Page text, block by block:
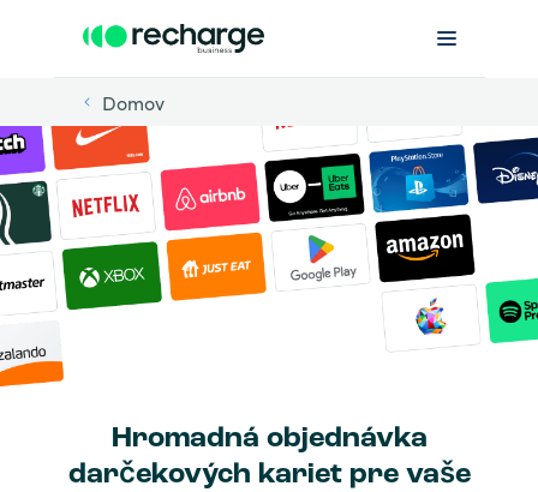
Domov
Hromadná objednávka
darčekových kariet pre vaše